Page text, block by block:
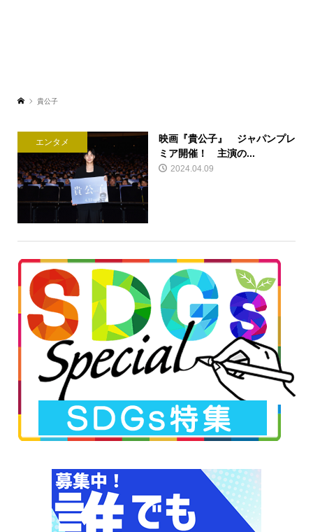
貴公子
エンタメ
映画『貴公子』 ジャパンプレ
ミア開催！ 主演の...
2024.04.09